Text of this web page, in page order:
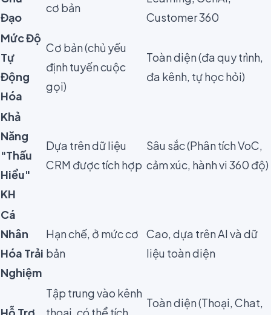
Đạo
cơ bản
Customer 360
Mức Độ
Tự
Động
Hóa
Cơ bản (chủ yếu
định tuyến cuộc
gọi)
Toàn diện (đa quy trình,
đa kênh, tự học hỏi)
Khả
Năng
"Thấu
Hiểu"
KH
Dựa trên dữ liệu
CRM được tích hợp
Sâu sắc (Phân tích VoC,
cảm xúc, hành vi 360 độ)
Cá
Nhân
Hóa Trải
Nghiệm
Hạn chế, ở mức cơ
bản
Cao, dựa trên AI và dữ
liệu toàn diện
Hỗ Trợ
Tập trung vào kênh
thoại, có thể tích
Toàn diện (Thoại, Chat,